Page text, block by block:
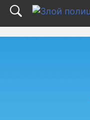
Верх
страницы